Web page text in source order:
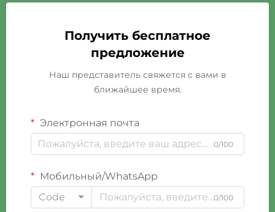
Получить бесплатное
предложение
Наш представитель свяжется с вами в
ближайшее время.
Электронная почта
0/100
Мобильный/WhatsApp
Code
0/100